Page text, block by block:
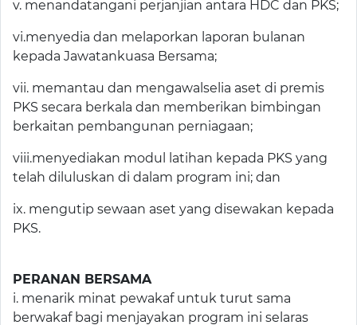
v. menandatangani perjanjian antara HDC dan PKS;
vi.menyedia dan melaporkan laporan bulanan
kepada Jawatankuasa Bersama;
vii. memantau dan mengawalselia aset di premis
PKS secara berkala dan memberikan bimbingan
berkaitan pembangunan perniagaan;
viii.menyediakan modul latihan kepada PKS yang
telah diluluskan di dalam program ini; dan
ix. mengutip sewaan aset yang disewakan kepada
PKS.
PERANAN BERSAMA
i. menarik minat pewakaf untuk turut sama
berwakaf bagi menjayakan program ini selaras